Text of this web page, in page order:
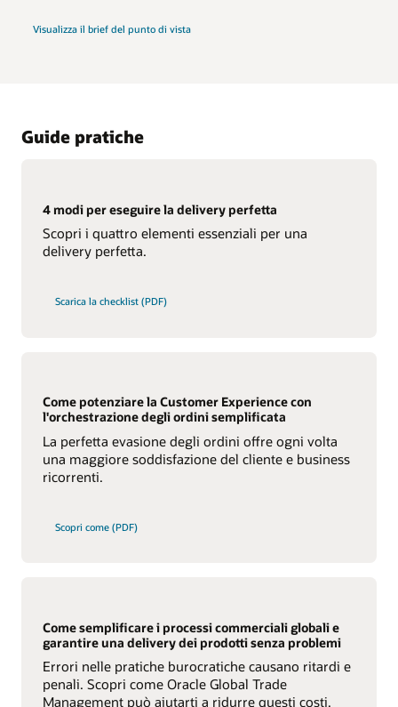
Visualizza il brief del punto di vista
Guide pratiche
4 modi per eseguire la delivery perfetta
Scopri i quattro elementi essenziali per una
delivery perfetta.
Scarica la checklist (PDF)
Come potenziare la Customer Experience con
l'orchestrazione degli ordini semplificata
La perfetta evasione degli ordini offre ogni volta
una maggiore soddisfazione del cliente e business
ricorrenti.
Scopri come (PDF)
Come semplificare i processi commerciali globali e
garantire una delivery dei prodotti senza problemi
Errori nelle pratiche burocratiche causano ritardi e
penali. Scopri come Oracle Global Trade
Management può aiutarti a ridurre questi costi.